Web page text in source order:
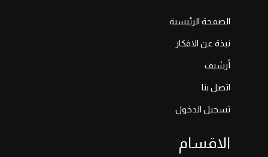
الصفحة الرئيسية
نبذة عن الافكار
أرشيف
اتصل بنا
تسجيل الدخول
الاقسام